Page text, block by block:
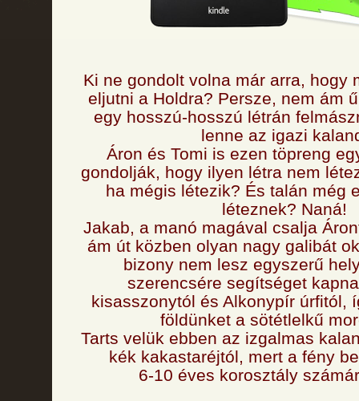
Ki ne gondolt volna már arra, hogy
eljutni a Holdra? Persze, nem ám
egy hosszú-hosszú létrán
lenne az igazi
Áron és Tomi is ezen töpreng
gondolják, hogy ilyen létra nem
ha mégis létezik? És talán még
léteznek? Naná!
Jakab, a manó magával csalja
ám út közben olyan nagy galibát
bizony nem lesz egyszerű
szerencsére segítséget
kisasszonytól és Alkonypír úrfitól,
földünket a sötétlelkű
Tarts velük ebben az izgalmas
kék kakastaréjtól, mert a fény
6-10 éves korosztály